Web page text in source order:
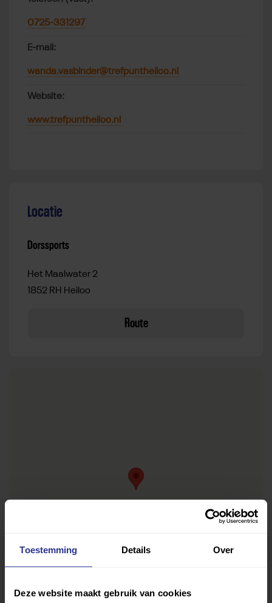
Toestemming Details Over
Deze website maakt gebruik van cookies
0725-331297
E-mail:
wanda.vasbinder@trefpuntheiloo.nl
Website:
www.trefpuntheiloo.nl
Locatie
Dorssports
Het Maalwater 2
1852 RH Heiloo
Route